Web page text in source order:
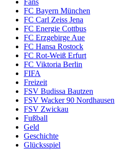
FC Bayern München
FC Carl Zeiss Jena
FC Energie Cottbus
FC Erzgebirge Aue
FC Hansa Rostock
FC Rot-Weiß Erfurt
FC Viktoria Berlin
FIFA
Freizeit
FSV Budissa Bautzen
FSV Wacker 90 Nordhausen
FSV Zwickau
Fußball
Geld
Geschichte
Glücksspiel